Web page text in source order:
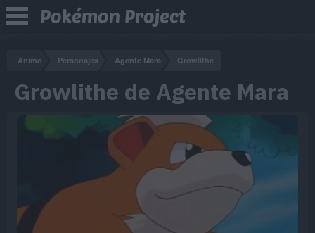
Pokémon Project
Anime Personajes Agente Mara Growlithe
Growlithe de Agente Mara